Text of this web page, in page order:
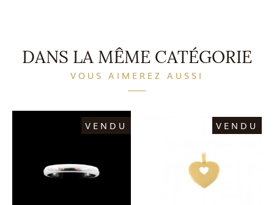
DANS LA MÊME CATÉGORIE
VOUS AIMEREZ AUSSI
VENDU VENDU